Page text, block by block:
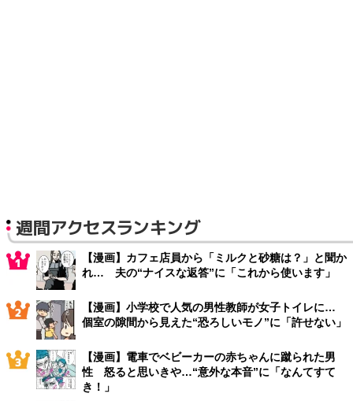
週間アクセスランキング
【漫画】カフェ店員から「ミルクと砂糖は？」と聞か
れ… 夫の“ナイスな返答”に「これから使います」
【漫画】小学校で人気の男性教師が女子トイレに…
個室の隙間から見えた“恐ろしいモノ”に「許せない」
【漫画】電車でベビーカーの赤ちゃんに蹴られた男
性 怒ると思いきや…“意外な本音”に「なんてすて
き！」